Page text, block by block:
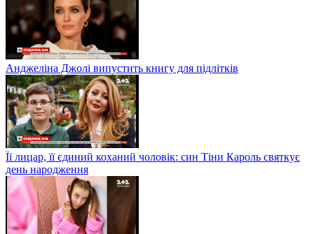
Анджеліна Джолі випустить книгу для підлітків
Її лицар, її єдиний коханий чоловік: син Тіни Кароль святкує
день народження